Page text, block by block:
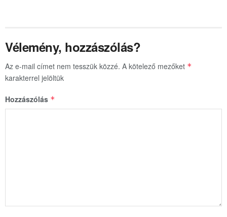
Vélemény, hozzászólás?
Az e-mail címet nem tesszük közzé. A kötelező mezőket *
karakterrel jelöltük
Hozzászólás *